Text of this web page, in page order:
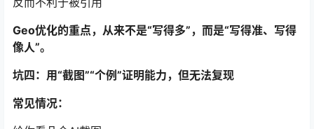
Geo优化的重点，从来不是“写得多”，而是“写得准、写得
像人”。
坑四：用“截图”“个例”证明能力，但无法复现
常见情况：